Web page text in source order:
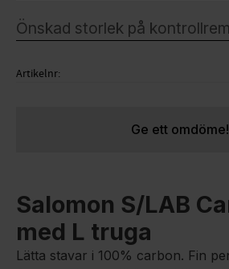
Artikelnr
Ge ett omdöme!
Salomon S/LAB
med L truga
Lätta stavar i 100% carbon. Fin